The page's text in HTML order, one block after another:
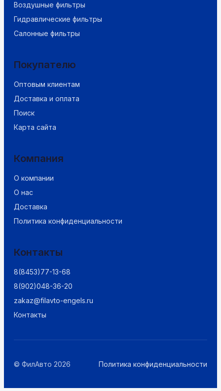
Воздушные фильтры
Гидравлические фильтры
Салонные фильтры
Покупателю
Оптовым клиентам
Доставка и оплата
Поиск
Карта сайта
Компания
О компании
О нас
Доставка
Политика конфиденциальности
Контакты
8(8453)77-13-68
8(902)048-36-20
zakaz@filavto-engels.ru
Контакты
© ФилАвто 2026 Политика конфиденциальности